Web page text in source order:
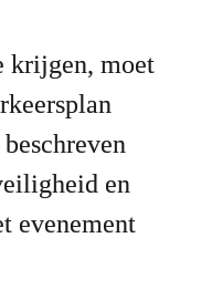
krijgen, moet
en
evenement